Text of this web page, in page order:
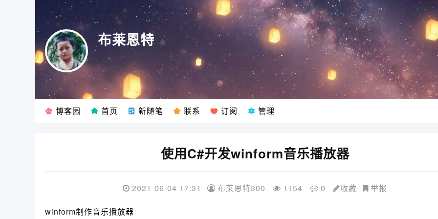
布莱恩特
博客园 首页 新随笔 联系 订阅 管理
使用C#开发winform音乐播放器
winform制作音乐播放器
2021-06-04 17:31 布莱恩特300 1154 0 收藏 举报